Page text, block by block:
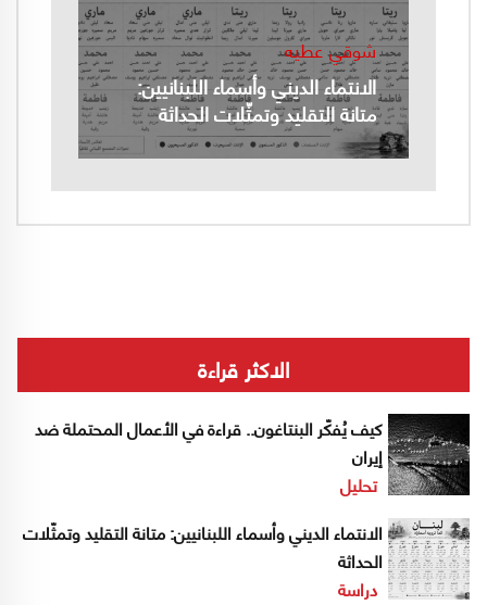
شوقي عطيه
الانتماء الديني وأسماء اللبنانيين:
متانة التقليد وتمثّلات الحداثة
الاكثر قراءة
كيف يُفكّر البنتاغون.. قراءة في الأعمال المحتملة ضد
إيران
تحليل
الانتماء الديني وأسماء اللبنانيين: متانة التقليد وتمثّلات
الحداثة
دراسة